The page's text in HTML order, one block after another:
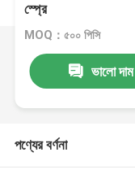
স্প্রে
MOQ：৫০০ পিসি
ভালো দাম
পণ্যের বর্ণনা